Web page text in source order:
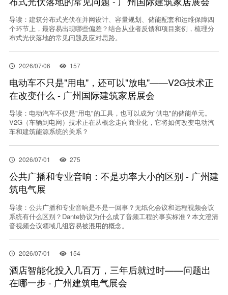
导读：建筑分布式光伏在并网设计、容量规划、储能配套和运维保障四
个环节上，最容易出现哪些偏差？结合从业者反馈和项目案例，梳理分
布式光伏落地的常见问题及应对思路。
2026/07/06 157
电动车不只是"用电"，还可以"放电"——V2G技术正
在改变什么 - 广州国际建筑家居展会
导读：电动汽车不仅是"用电"的工具，也可以成为"供电"的储能单元。
V2G（车辆到电网）技术正在从概念走向商业化，它将如何改变电动汽
车和建筑能源系统的关系？
2026/07/01 275
公共广播和专业音响：不是功率大小的区别 - 广州建
筑电气展
导读：公共广播和专业音响是不是一回事？无纸化会议和远程视频会议
系统有什么区别？Dante协议为什么成了音频工程的事实标准？本文澄清
音视频会议领域几组容易被混用的概念。
2026/07/01 154
酒店智能化投入几百万，三年后就过时——问题出
在哪一步 - 广州建筑电气展会